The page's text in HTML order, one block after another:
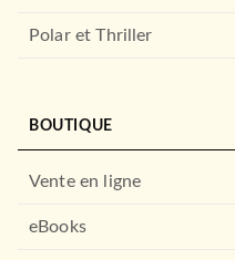
Polar et Thriller
BOUTIQUE
Vente en ligne
eBooks